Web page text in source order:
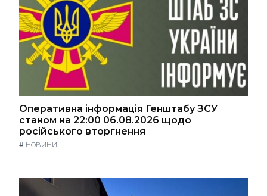
Оперативна інформація Генштабу ЗСУ
станом на 22:00 06.08.2026 щодо
російського вторгнення
# НОВИНИ